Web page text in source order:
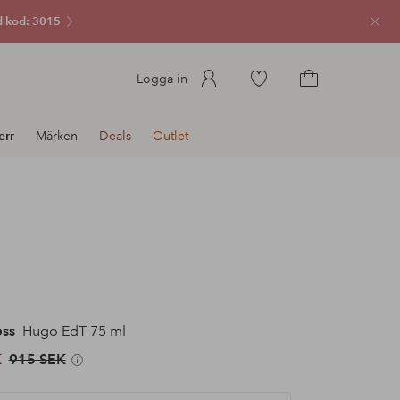
kod: 3015
Logga in
Gå
Märken Deals Outlet
Hugo EdT 75 ml
915 SEK